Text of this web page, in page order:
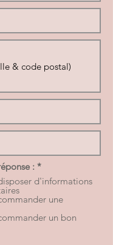
: *O
b
l
g
t
d'informations
une
un bon